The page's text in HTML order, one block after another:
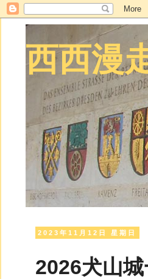
西西漫
2023年11月12日 星期日
2026犬山